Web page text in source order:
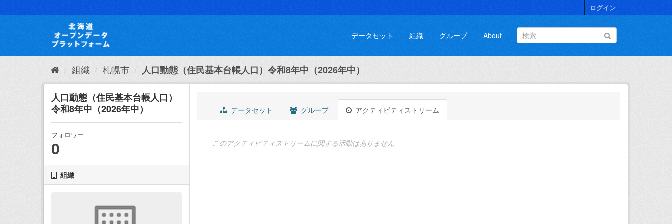
キ
て
ログイン
データセット 組織 グループ About
組織 札幌市 人口動態（住民基本台帳人口）令和8年中（2026年中）
人口動態（住民基本台帳人口）
令和8年中（2026年中）
フォロワー
0
組織
データセット グループ アクティビティストリーム
このアクティビティストリームに関する活動はありません